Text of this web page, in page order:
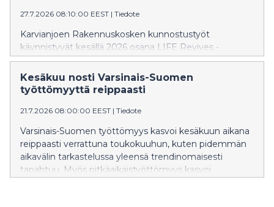
27.7.2026 08:10:00 EEST | Tiedote
Karvianjoen Rakennuskosken kunnostustyöt
käynnistyvät kesällä 2026 osana LIFE Revives -
hanketta. Tavoitteena on lisätä erittäin uhanalaisen
jokihelmisimpukan eli raakun sekä sen isäntäkalan
taimenen elinympäristöjä Satakunnan ainoassa jäljellä
järjestetään mediapäivä 6.8.2026, jolloin kunnostuksia
Kesäkuu nosti Varsinais-Suomen
työttömyyttä reippaasti
21.7.2026 08:00:00 EEST | Tiedote
Varsinais-Suomen työttömyys kasvoi kesäkuun aikana
reippaasti verrattuna toukokuuhun, kuten pidemmän
aikavälin tarkastelussa yleensä trendinomaisesti
tapahtuu. Myös pitkäaikaistyöttömyys kasvoi